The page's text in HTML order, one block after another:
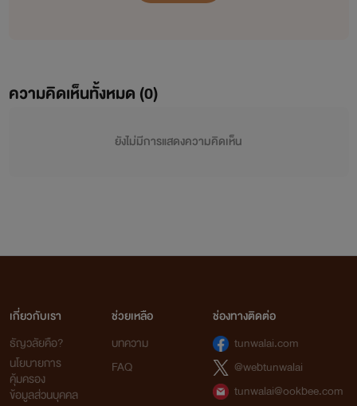
ความคิดเห็นทั้งหมด (0)
ยังไม่มีการแสดงความคิดเห็น
เกี่ยวกับเรา
ธัญวลัยคือ?
นโยบายการ
คุ้มครอง
ข้อมูลส่วนบุคคล
ช่วยเหลือ
บทความ
FAQ
ช่องทางติดต่อ
tunwalai.com
@webtunwalai
tunwalai@ookbee.com